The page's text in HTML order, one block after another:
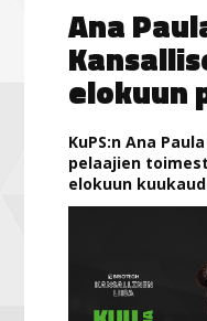
Ana
elokuun
KuPS:n Ana
pelaajien
elokuun